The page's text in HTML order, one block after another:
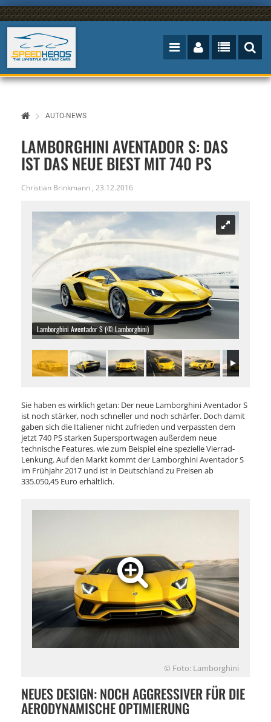
AUTO-NEWS
LAMBORGHINI AVENTADOR S: DAS
IST DAS NEUE BIEST MIT 740 PS
Christian Brinkmann , 23.12.2016
Lamborghini Aventador S (© Lamborghini)
Sie haben es wirklich getan: Der neue Lamborghini Aventador S
ist noch stärker, noch schneller und noch schärfer. Doch damit
gaben sich die Italiener nicht zufrieden und verpassten dem
jetzt 740 PS starken Supersportwagen außerdem neue
technische Features, wie zum Beispiel eine spezielle Vierrad-
Lenkung. Auf den Markt kommt der Lamborghini Aventador S
im Frühjahr 2017 und ist in Deutschland zu Preisen ab
335.050,45 Euro erhältlich.
© Foto: Lamborghini
NEUES DESIGN: NOCH AGGRESSIVER FÜR DIE
AERODYNAMISCHE OPTIMIERUNG